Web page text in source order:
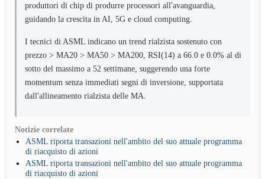
produttori di chip di produrre processori all'avanguardia,
guidando la crescita in AI, 5G e cloud computing.
I tecnici di ASML indicano un trend rialzista sostenuto con
prezzo > MA20 > MA50 > MA200, RSI(14) a 66.0 e 0.0% al di
sotto del massimo a 52 settimane, suggerendo una forte
momentum senza immediati segni di inversione, supportata
dall'allineamento rialzista delle MA.
Notizie correlate
ASML riporta transazioni nell'ambito del suo attuale programma
di riacquisto di azioni
ASML riporta transazioni nell'ambito del suo attuale programma
di riacquisto di azioni